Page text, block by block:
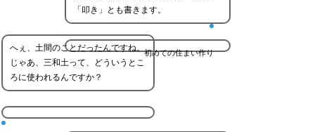
「叩き」とも書きます。
初めての住まい作り
へぇ、土間のことだったんですね。
じゃあ、三和土って、どういうとこ
ろに使われるんですか？